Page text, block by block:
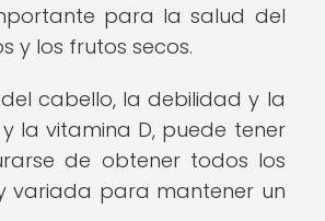
para la salud del
y los frutos secos.
cabello, la debilidad y la
la vitamina D, puede tener
de obtener todos los
variada para mantener un